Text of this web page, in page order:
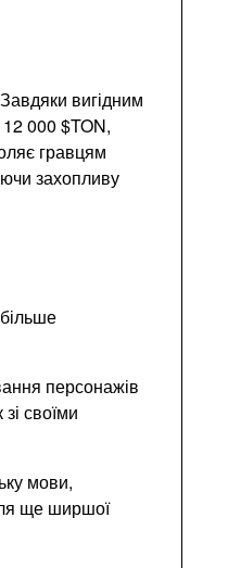
вигідним
000 $TON,
гравцям
захопливу
персонажів
своїми
мови,
ще ширшої